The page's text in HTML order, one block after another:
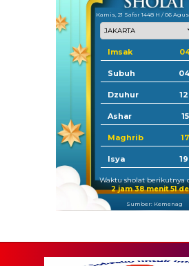
Kamis, 21 Safar 1448 H / 06
Imsak
Subuh
Dzuhur
Ashar
Maghrib
Isya
Waktu sholat berikutnya
2 jam 38 menit 50
Sumber: Kemenag